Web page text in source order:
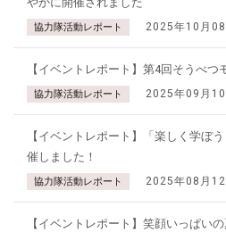
協力隊活動レポート 2025年10月08
【イベントレポート】第4回そうべつ
協力隊活動レポート 2025年09月10
【イベントレポート】「楽しく学ぼ
催しました！
協力隊活動レポート 2025年08月12
【イベントレポート】笑顔いっぱい